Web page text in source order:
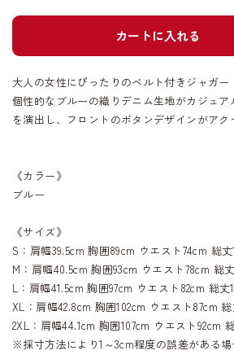
カートに入れる
大人の女性にぴったりのベルト付きジャガー
個性的なブルーの織りデニム生地がカジュ
を演出し、フロントのボタンデザインがアク
《カラー》
ブルー
《サイズ》
S：肩幅39.5cm 胸囲89cm ウエスト74cm 総丈
M：肩幅40.5cm 胸囲93cm ウエスト78cm 総
L：肩幅41.5cm 胸囲97cm ウエスト82cm 総丈
XL：肩幅42.8cm 胸囲102cm ウエスト87cm
2XL：肩幅44.1cm 胸囲107cm ウエスト92cm
※採寸方法により1～3cm程度の誤差がある場